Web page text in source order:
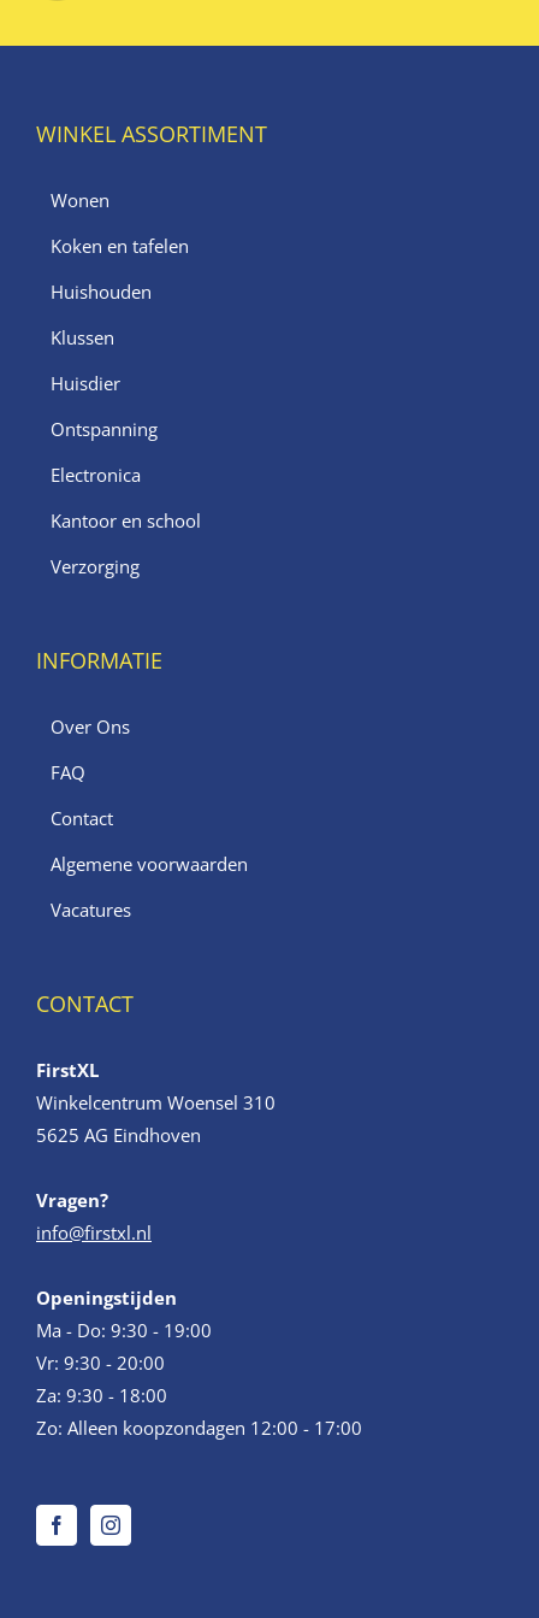
WINKEL ASSORTIMENT
Wonen
Koken en tafelen
Huishouden
Klussen
Huisdier
Ontspanning
Electronica
Kantoor en school
Verzorging
INFORMATIE
Over Ons
FAQ
Contact
Algemene voorwaarden
Vacatures
CONTACT
FirstXL
Winkelcentrum Woensel 310
5625 AG Eindhoven
Vragen?
info@firstxl.nl
Openingstijden
Ma - Do: 9:30 - 19:00
Vr: 9:30 - 20:00
Za: 9:30 - 18:00
Zo: Alleen koopzondagen 12:00 - 17:00